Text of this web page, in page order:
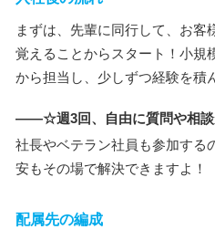
まずは、先輩に同行して、お客
覚えることからスタート！小規
から担当し、少しずつ経験を積
――☆週3回、自由に質問や相談
社長やベテラン社員も参加する
安もその場で解決できますよ！
配属先の編成